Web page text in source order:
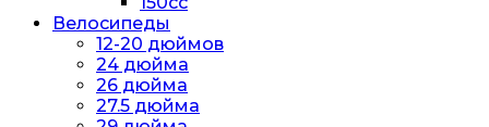
Велосипеды
12-20 дюймов
24 дюйма
26 дюйма
27.5 дюйма